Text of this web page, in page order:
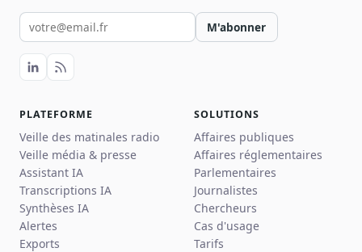
Votre email pour la newsletter
M'abonner
PLATEFORME
Veille des matinales radio
Veille média & presse
Assistant IA
Transcriptions IA
Synthèses IA
Alertes
Exports
SOLUTIONS
Affaires publiques
Affaires réglementaires
Parlementaires
Journalistes
Chercheurs
Cas d'usage
Tarifs